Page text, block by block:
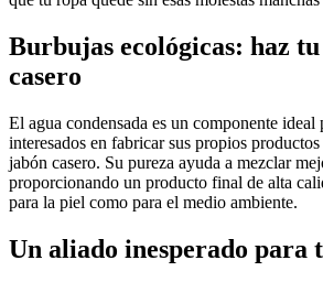
Burbujas ecológicas: haz
casero
El agua condensada es un componente ideal
interesados en fabricar sus propios
jabón casero. Su pureza ayuda a mezclar
proporcionando un producto final de alta
para la piel como para el medio ambiente.
Un aliado inesperado para